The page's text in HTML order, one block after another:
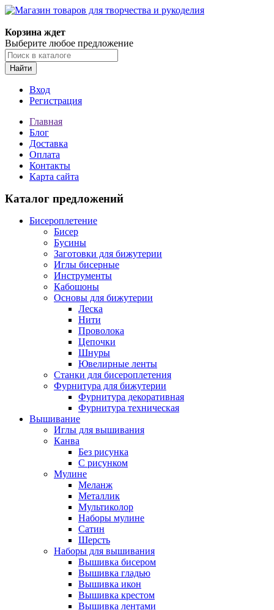
Корзина ждет
Выберите любое предложение
Найти
Вход
Регистрация
Главная
Блог
Доставка
Оплата
Контакты
Карта сайта
Каталог предложений
Бисероплетение
Бисер
Бусины
Заготовки для бижутерии
Иглы бисерные
Инструменты
Кабошоны
Основы для бижутерии
Леска
Нити
Проволока
Цепочки
Шнуры
Ювелирные ленты
Станки для бисероплетения
Фурнитура для бижутерии
Фурнитура декоративная
Фурнитура техническая
Вышивание
Иглы для вышивания
Канва
Без рисунка
С рисунком
Мулине
Меланж
Металлик
Мультиколор
Наборы мулине
Сатин
Шерсть
Наборы для вышивания
Вышивка бисером
Вышивка гладью
Вышивка икон
Вышивка крестом
Вышивка лентами